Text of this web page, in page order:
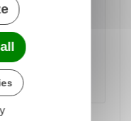
en ligne
supérieur et de la
envoyer à la